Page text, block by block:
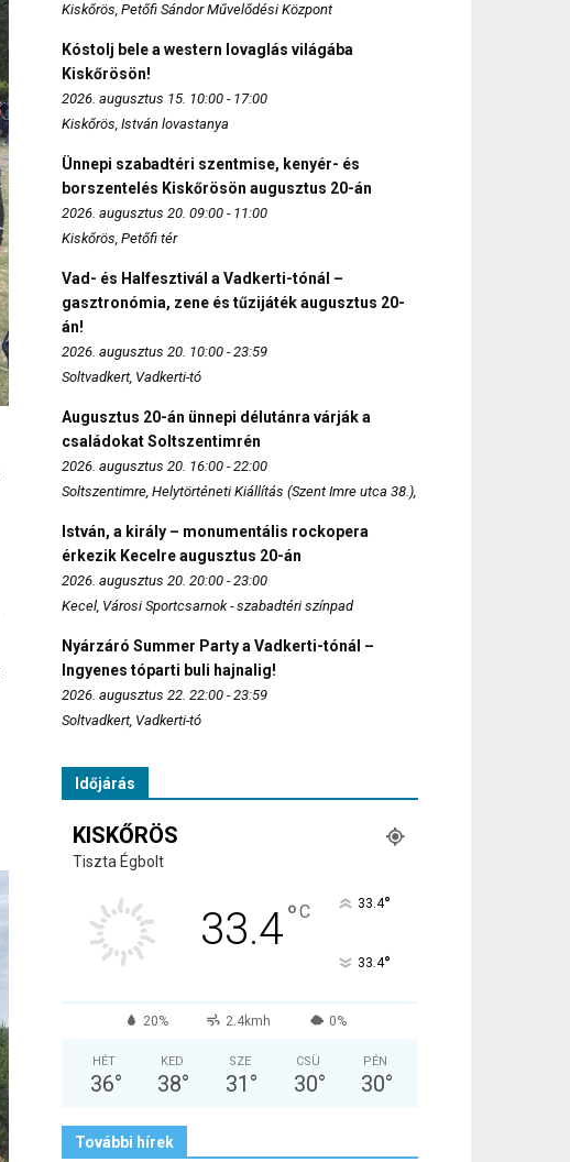
Kiskőrös, Petőfi Sándor Művelődési Központ
Kóstolj bele a western lovaglás világába
Kiskőrösön!
2026. augusztus 15. 10:00 - 17:00
Kiskőrös, István lovastanya
Ünnepi szabadtéri szentmise, kenyér- és
borszentelés Kiskőrösön augusztus 20-án
2026. augusztus 20. 09:00 - 11:00
Kiskőrös, Petőfi tér
Vad- és Halfesztivál a Vadkerti-tónál –
gasztronómia, zene és tűzijáték augusztus 20-
án!
2026. augusztus 20. 10:00 - 23:59
Soltvadkert, Vadkerti-tó
Augusztus 20-án ünnepi délutánra várják a
családokat Soltszentimrén
2026. augusztus 20. 16:00 - 22:00
Soltszentimre, Helytörténeti Kiállítás (Szent Imre utca 38.),
István, a király – monumentális rockopera
érkezik Kecelre augusztus 20-án
2026. augusztus 20. 20:00 - 23:00
Kecel, Városi Sportcsarnok - szabadtéri színpad
Nyárzáró Summer Party a Vadkerti-tónál –
Ingyenes tóparti buli hajnalig!
2026. augusztus 22. 22:00 - 23:59
Soltvadkert, Vadkerti-tó
Időjárás
KISKŐRÖS
Tiszta Égbolt
33.4°C 33.4°
33.4°
20% 2.4kmh 0%
HÉT
36°
KED
38°
SZE
31 °
CSÜ
30°
PÉN
30°
További hírek